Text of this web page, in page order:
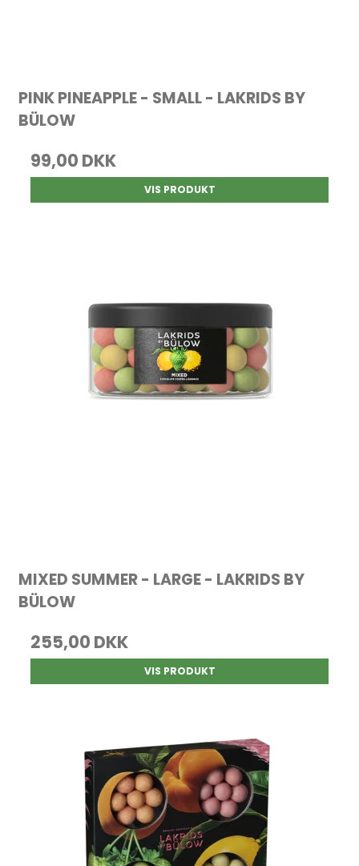
PINK PINEAPPLE - SMALL - LAKRIDS BY
BÜLOW
99,00 DKK
VIS PRODUKT
MIXED SUMMER - LARGE - LAKRIDS BY
BÜLOW
255,00 DKK
VIS PRODUKT